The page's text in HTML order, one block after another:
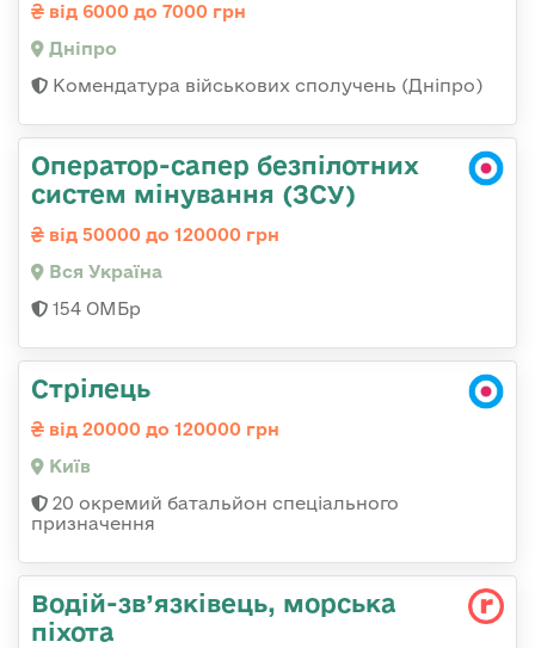
від 6000 до 7000 грн
Дніпро
Комендатура військових сполучень (Дніпро)
Оператор-сапер безпілотних
систем мінування (ЗСУ)
від 50000 до 120000 грн
Вся Україна
154 ОМБр
Стрілець
від 20000 до 120000 грн
Київ
20 окремий батальйон спеціального
призначення
Водій-зв’язківець, морська
піхота